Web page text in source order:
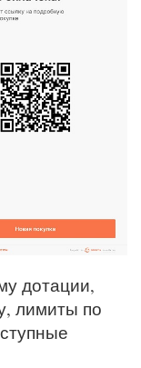
дотации,
лимиты по